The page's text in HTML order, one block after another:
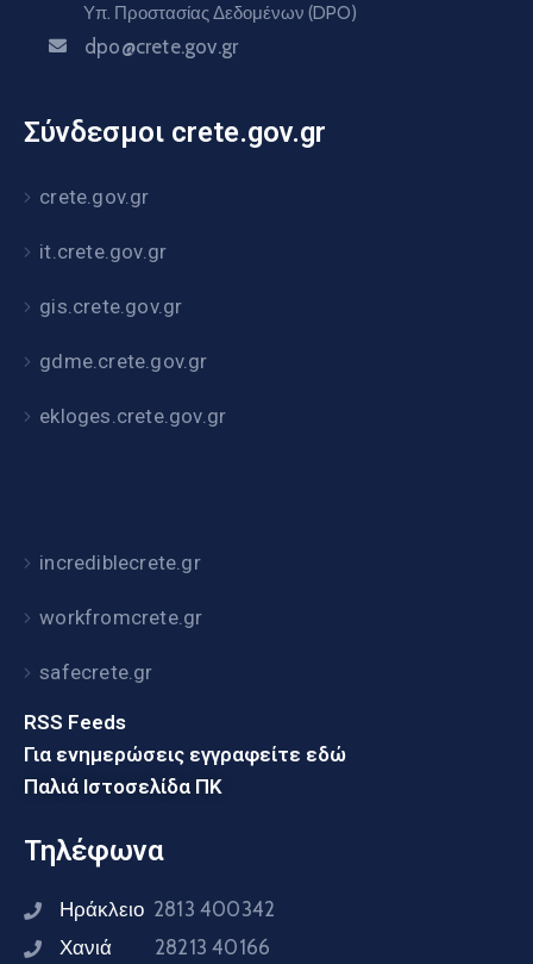
Υπ. Προστασίας Δεδομένων (DPO)
dpo@crete.gov.gr
Σύνδεσμοι crete.gov.gr
crete.gov.gr
it.crete.gov.gr
gis.crete.gov.gr
gdme.crete.gov.gr
ekloges.crete.gov.gr
incrediblecrete.gr
workfromcrete.gr
safecrete.gr
RSS Feeds
Για ενημερώσεις εγγραφείτε εδώ
Παλιά Ιστοσελίδα ΠΚ
Τηλέφωνα
Ηράκλειο 2813 400342
Χανιά 28213 40166